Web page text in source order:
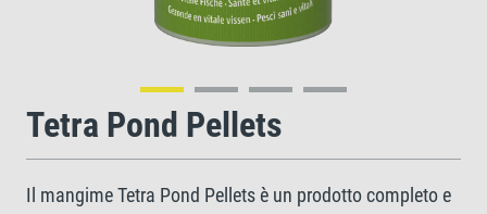
Tetra Pond Pellets
Il mangime Tetra Pond Pellets è un prodotto completo e